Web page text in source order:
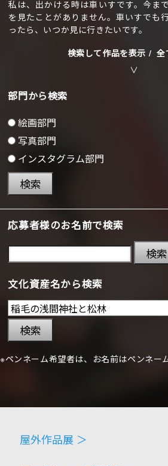
私は、出かける時は車いすです。今ま
を見たことがありません。車いすでも
ったら、いつか見に行きたいです。
検索して作品を表示 / 全
部門から検索
絵画部門
写真部門
インスタグラム部門
検索
応募者様のお名前で検索
検索
文化資産名から検索
検索
※ペンネーム希望者は、お名前はペンネー
屋外作品展 ＞